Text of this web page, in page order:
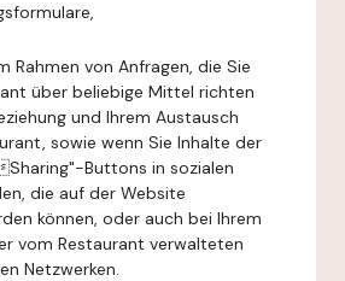
Rahmen von Anfragen, die Sie
über beliebige Mittel richten
und Ihrem Austausch
sowie wenn Sie Inhalte der
Buttons in sozialen
die auf der Website
können, oder auch bei Ihrem
vom Restaurant verwalteten
Netzwerken.